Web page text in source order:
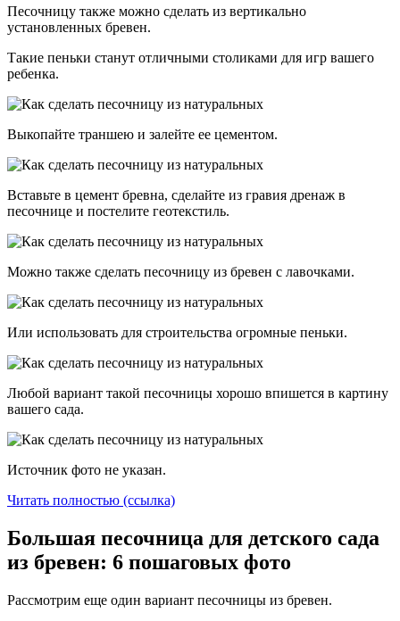
Песочницу также можно сделать из вертикально
установленных бревен.
Такие пеньки станут отличными столиками для игр вашего
ребенка.
Выкопайте траншею и залейте ее цементом.
Вставьте в цемент бревна, сделайте из гравия дренаж в
песочнице и постелите геотекстиль.
Можно также сделать песочницу из бревен с лавочками.
Или использовать для строительства огромные пеньки.
Любой вариант такой песочницы хорошо впишется в картину
вашего сада.
Источник фото не указан.
Читать полностью (ссылка)
Большая песочница для детского сада
из бревен: 6 пошаговых фото
Рассмотрим еще один вариант песочницы из бревен.